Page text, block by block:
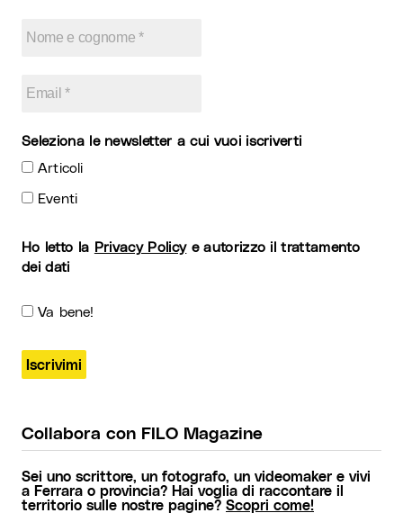
Seleziona le newsletter a cui vuoi iscriverti
Articoli
Eventi
Ho letto la Privacy Policye autorizzo il trattamento
dei dati
Va bene!
Collabora con FILO Magazine
Sei uno scrittore, un fotografo, un videomaker e vivi
a Ferrara o provincia? Hai voglia di raccontare il
territorio sulle nostre pagine? Scopri come!